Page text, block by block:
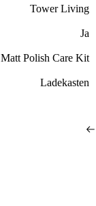
Tower Living
Ja
Matt Polish Care Kit
Ladekasten